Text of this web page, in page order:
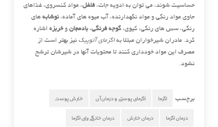
حساسیت شوند، می توان به ادویه جات، فلفل، مواد کنسروی، غذاهای
حاوی مواد رنگی و مواد نگهدارنده، آب میوه های آماده، نوشابههای
رنگی، سس های رنگی، کیوی، گوجه فرنگی، بادمجانوخربزهاشاره
کرد. مادران شیرخواران مبتلا بهاگزمای آتوپیک نیز بهتر است از
مصرف این مواد خودداری کنند تا محتویات آنها در شیرشان ترشح
نشود.
برچسب اگزما اگزمای پوستی و درمان آن خارش پوست
درمان اگزما درمان خارش درمان خانگی برای اگزما